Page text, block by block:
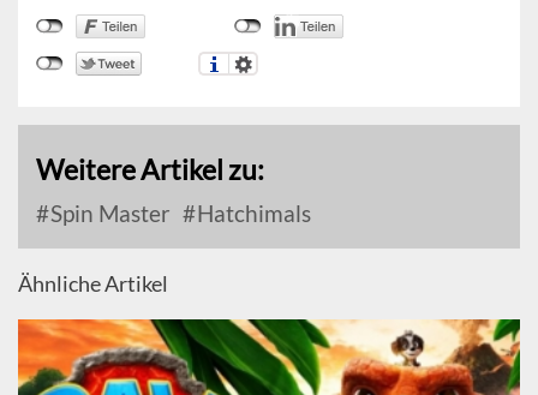
Weitere Artikel zu:
Spin Master Hatchimals
Ähnliche Artikel